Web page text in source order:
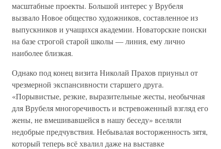
масштабные проекты. Большой интерес у Врубеля
вызвало Новое общество художников, составленное из
выпускников и учащихся академии. Новаторские поиски
на базе строгой старой школы — линия, ему лично
наиболее близкая.
Однако под конец визита Николай Прахов приуныл от
чрезмерной экспансивности старшего друга.
«Порывистые, резкие, выразительные жесты, необычная
для Врубеля многоречивость и встревоженный взгляд его
жены, не вмешивавшейся в нашу беседу» вселяли
недобрые предчувствия. Небывалая восторженность зятя,
который теперь всё хвалил даже на выставке